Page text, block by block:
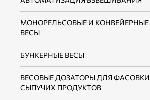
МОНОРЕЛЬСОВЫЕ И КОНВЕЙЕРНЫЕ
ВЕСЫ
БУНКЕРНЫЕ ВЕСЫ
ВЕСОВЫЕ ДОЗАТОРЫ ДЛЯ ФАСОВКИ
СЫПУЧИХ ПРОДУКТОВ